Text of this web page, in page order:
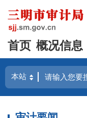
首页 概况信息